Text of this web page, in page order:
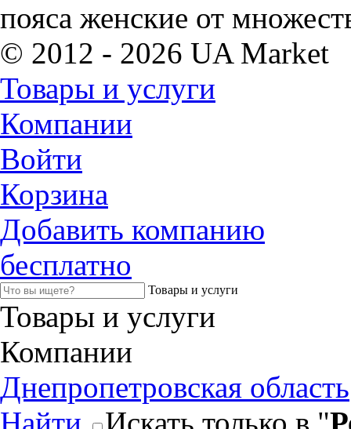
пояса женские от
© 2012 - 2026 UA Market
Товары и услуги
Компании
Войти
Корзина
Добавить компанию
бесплатно
Товары и услуги
Товары и услуги
Компании
Днепропетровская область